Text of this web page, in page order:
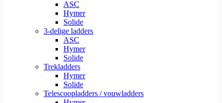
ASC
Hymer
Solide
3-delige ladders
ASC
Hymer
Solide
Trekladders
Hymer
Solide
Telescoopladders / vouwladders